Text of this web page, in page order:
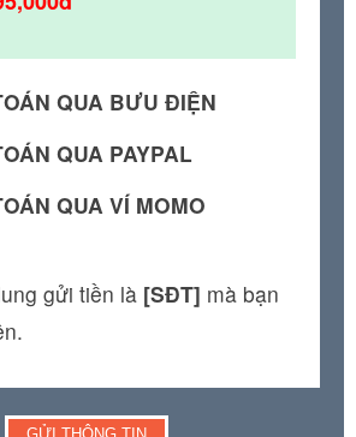
QUA BƯU ĐIỆN
QUA PAYPAL
QUA VÍ MOMO
gửi tiền là [SĐT] mà bạn